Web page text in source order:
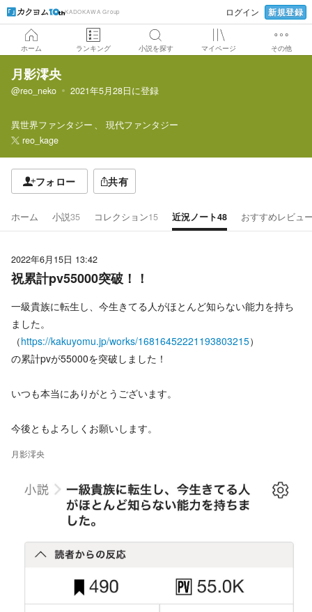
KADOKAWA Group ログイン 新規登録
ホーム ランキング 小説を探す マイページ その他
月影澪央
@reo_neko 2021年5月28日に登録
異世界ファンタジー
現代ファンタジー
reo_kage
フォロー 共有
ホーム 小説35 コレクション15 近況ノート48 おすすめレビュ
2022年6月15日 13:42
祝累計pv55000突破！！
一級貴族に転生し、今生きてる人がほとんど知らない能力を持ち
ました。
（https://kakuyomu.jp/works/16816452221193803215）
の累計pvが55000を突破しました！
いつも本当にありがとうございます。
今後ともよろしくお願いします。
月影澪央